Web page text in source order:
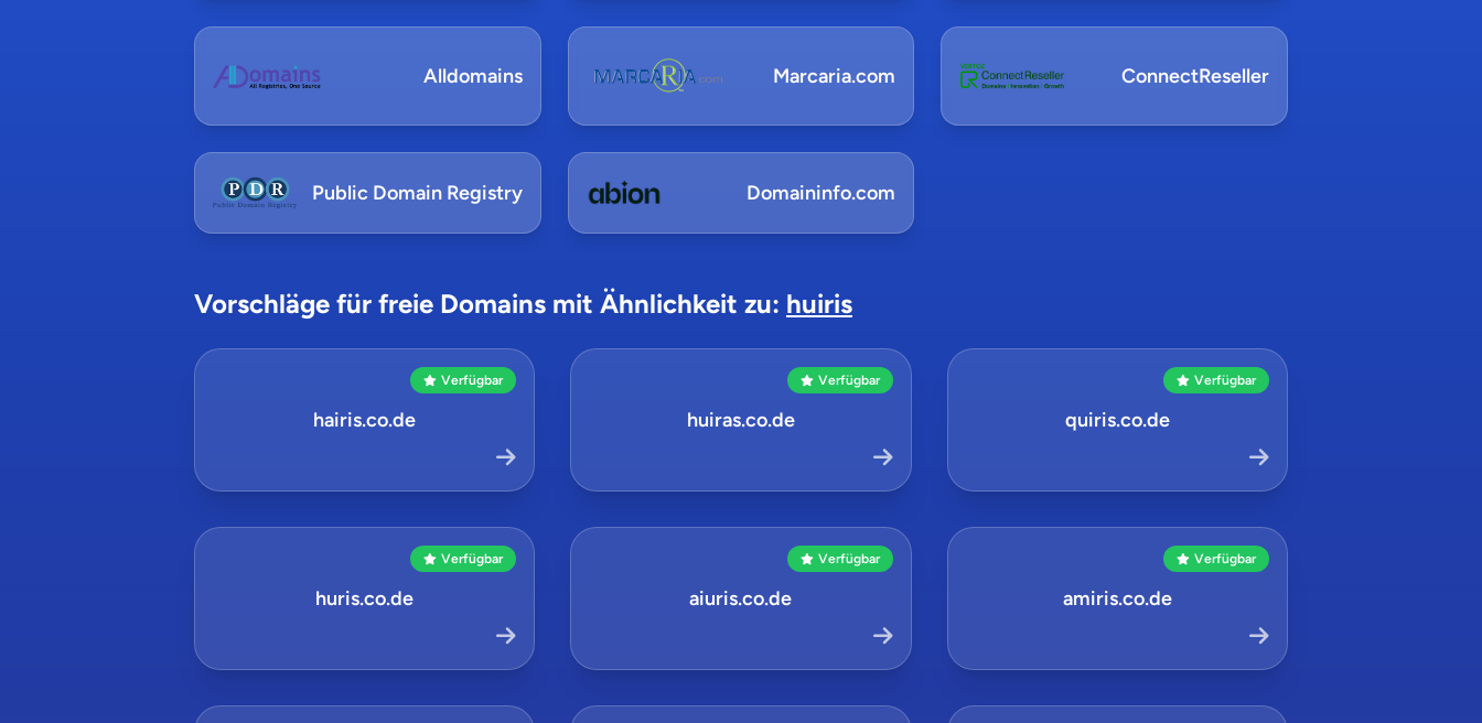
Alldomains Marcaria.com ConnectReseller
Public Domain Registry Domaininfo.com
Vorschläge für freie Domains mit Ähnlichkeit zu: huiris
Verfügbar
hairis.co.de
Verfügbar
huiras.co.de
Verfügbar
quiris.co.de
Verfügbar
huris.co.de
Verfügbar
aiuris.co.de
Verfügbar
amiris.co.de